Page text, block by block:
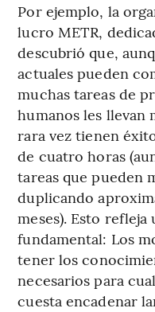
Por ejemplo, la
lucro METR,
descubrió que,
actuales pueden
muchas tareas de
humanos les llevan
rara vez tienen
de cuatro horas
tareas que pueden
duplicando
meses). Esto
fundamental: Los
tener los
necesarios para
cuesta encadenar